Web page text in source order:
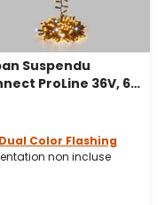
Suspendu
ProLine 36V, 6
maxiled blanc
câble vert
Dual Color Flashing
non incluse